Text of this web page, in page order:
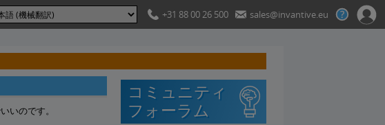
+31 88 00 26 500 sales@invantive.eu
いのです。
コミュニティ
フォーラム